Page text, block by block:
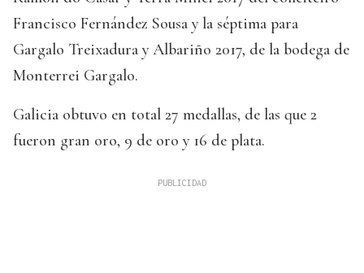
Francisco Fernández Sousa y la séptima para
Gargalo Treixadura y Albariño 2017, de la bodega de
Monterrei Gargalo.
Galicia obtuvo en total 27 medallas, de las que 2
fueron gran oro, 9 de oro y 16 de plata.